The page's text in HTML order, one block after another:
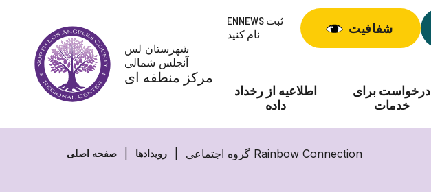
شهرستان لس
آنجلس شمالی
مرکز منطقه ای
ENNEWS ثبت
نام کنید
شفافیت
اطلاعیه از رخداد
داده
درخواست برای
خدمات
صفحه اصلی رویدادها گروه اجتماعی Rainbow Connection